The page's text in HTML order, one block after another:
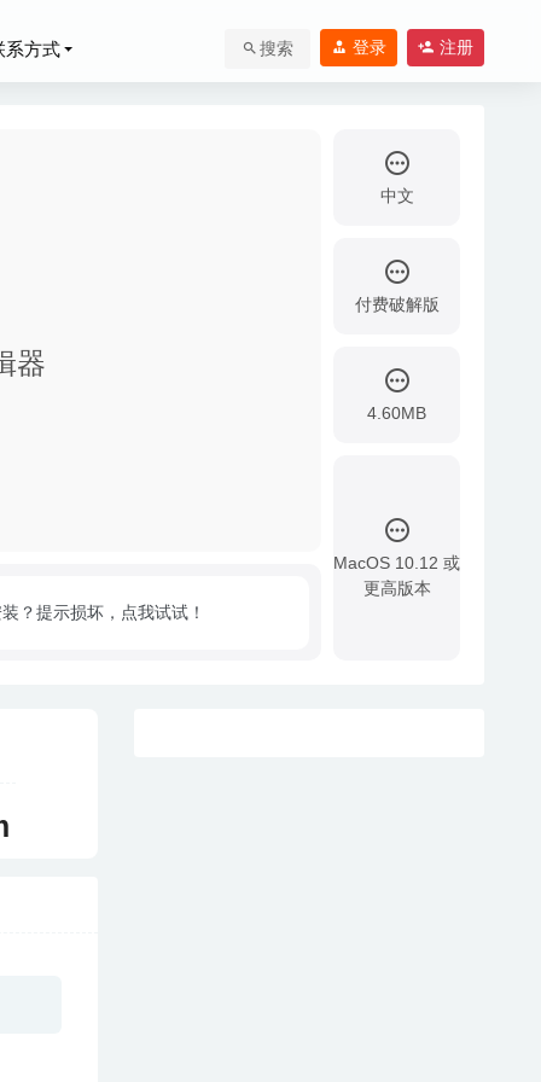
方式 搜索 登录 注册
器
中文
付费破解版
4.60MB
MacOS 10.12 或
更高版本
？提示损坏，点我试试！
04-13